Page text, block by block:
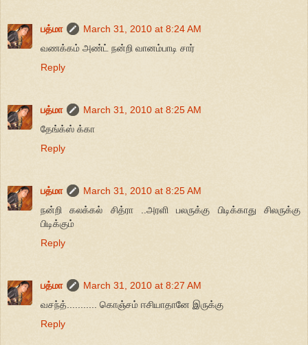
பத்மா
March 31, 2010 at 8:24 AM
வணக்கம் அண்ட் நன்றி வானம்பாடி சார்
Reply
பத்மா
March 31, 2010 at 8:25 AM
தேங்க்ஸ் க்கா
Reply
பத்மா
March 31, 2010 at 8:25 AM
நன்றி கலக்கல் சித்ரா ..அரளி பலருக்கு பிடிக்காது சிலருக்கு
பிடிக்கும்
Reply
பத்மா
March 31, 2010 at 8:27 AM
வசந்த்........... கொஞ்சம் ஈசியாதானே இருக்கு
Reply